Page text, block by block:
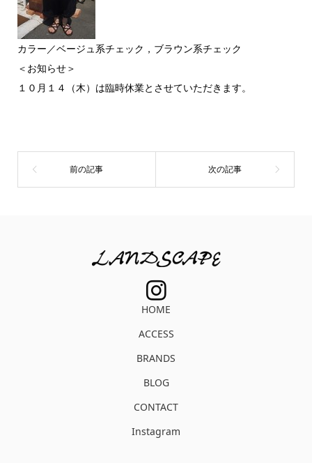
カラー／ベージュ系チェック，ブラウン系チェック
＜お知らせ＞
１０月１４（木）は臨時休業とさせていただきます。
HOME
ACCESS
BRANDS
BLOG
CONTACT
Instagram